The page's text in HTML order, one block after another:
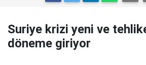
Suriye krizi yeni ve
döneme giriyor